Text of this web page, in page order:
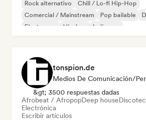
Rock alternativo
Chill / Lo-fi Hip-Hop
Comercial / Mainstream
Pop bailable
Electropop
Hip-hop Indie pop
tonspion.de
Medios De Comunicación/
&gt; 3500 respuestas dadas
Afrobeat / AfropopDeep house
Electrónica
Escribir artículos